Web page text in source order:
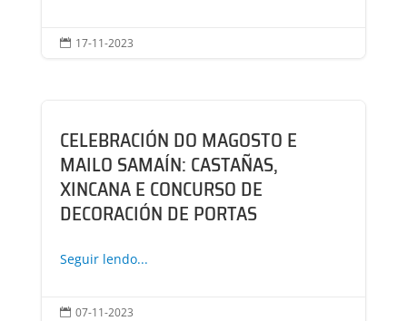
 17-11-2023
CELEBRACIÓN DO MAGOSTO E
MAILO SAMAÍN: CASTAÑAS,
XINCANA E CONCURSO DE
DECORACIÓN DE PORTAS
Seguir lendo...
 07-11-2023